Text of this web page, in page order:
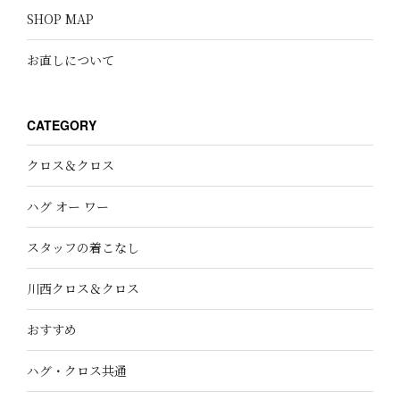
SHOP MAP
お直しについて
CATEGORY
クロス＆クロス
ハグ オー ワー
スタッフの着こなし
川西クロス＆クロス
おすすめ
ハグ・クロス共通